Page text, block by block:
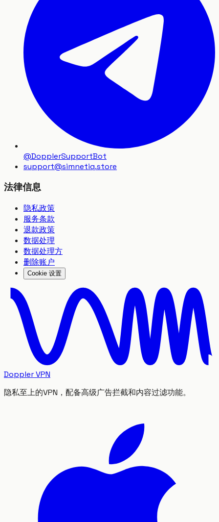
@DopplerSupportBot
support@simnetiq.store
法律信息
隐私政策
服务条款
退款政策
数据处理
数据处理方
删除账户
Cookie 设置
Doppler VPN
隐私至上的VPN，配备高级广告拦截和内容过滤功能。